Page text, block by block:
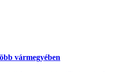
vármegyében